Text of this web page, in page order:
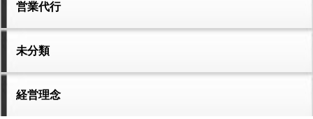
営業代行
未分類
経営理念